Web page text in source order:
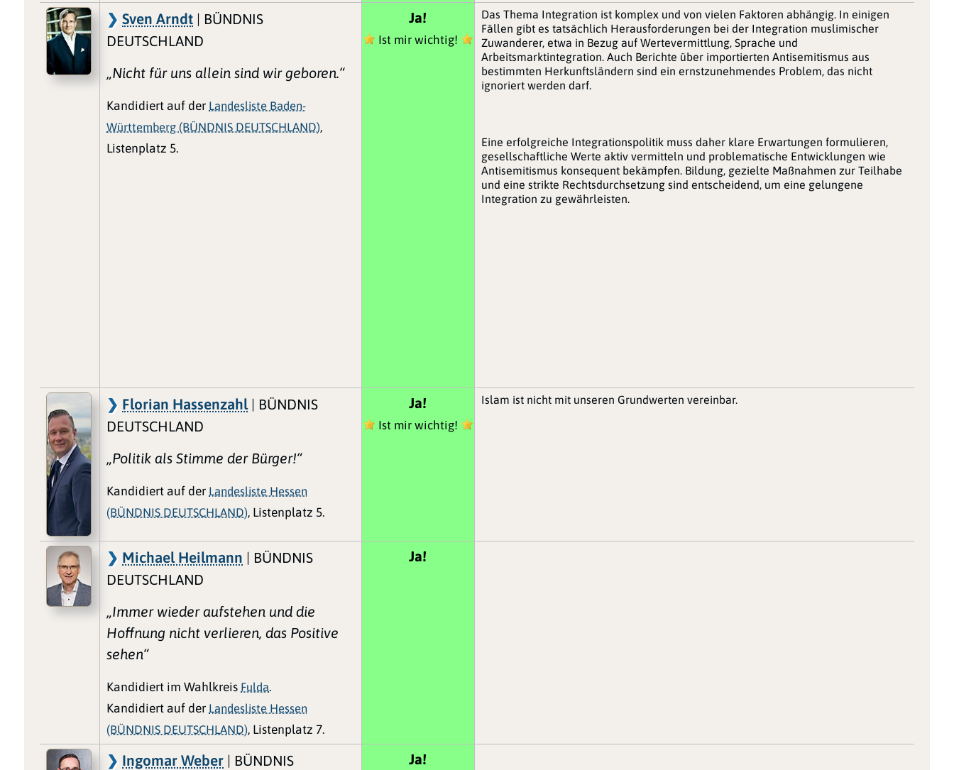
Sven Arndt | BÜNDNIS
DEUTSCHLAND
„Nicht für uns allein sind wir geboren.“
Kandidiert auf der Landesliste Baden-
Württemberg (BÜNDNIS DEUTSCHLAND),
Listenplatz 5.
Ja!
Ist mir wichtig!
Das Thema Integration ist komplex und von vielen Faktoren abhängig. In einigen
Fällen gibt es tatsächlich Herausforderungen bei der Integration muslimischer
Zuwanderer, etwa in Bezug auf Wertevermittlung, Sprache und
Arbeitsmarktintegration. Auch Berichte über importierten Antisemitismus aus
bestimmten Herkunftsländern sind ein ernstzunehmendes Problem, das nicht
ignoriert werden darf.
Eine erfolgreiche Integrationspolitik muss daher klare Erwartungen formulieren,
gesellschaftliche Werte aktiv vermitteln und problematische Entwicklungen wie
Antisemitismus konsequent bekämpfen. Bildung, gezielte Maßnahmen zur Teilhabe
und eine strikte Rechtsdurchsetzung sind entscheidend, um eine gelungene
Integration zu gewährleisten.
Florian Hassenzahl| BÜNDNIS
DEUTSCHLAND
„Politik als Stimme der Bürger!“
Kandidiert auf der Landesliste Hessen
(BÜNDNIS DEUTSCHLAND), Listenplatz 5.
Ja!
Ist mir wichtig!
Islam ist nicht mit unseren Grundwerten vereinbar.
Michael Heilmann | BÜNDNIS
DEUTSCHLAND
„Immer wieder aufstehen und die
Hoffnung nicht verlieren, das Positive
sehen“
Kandidiert im Wahlkreis Fulda.
Kandidiert auf der Landesliste Hessen
(BÜNDNIS DEUTSCHLAND), Listenplatz 7.
Ja!
Ingomar Weber | BÜNDNIS Ja!